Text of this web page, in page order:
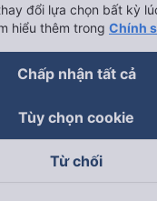
Xem tất cả tuyến đường
đổi lựa chọn bất kỳ
hiểu thêm trong Chính
Chấp nhận tất cả
Tùy chọn cookie
Từ chối